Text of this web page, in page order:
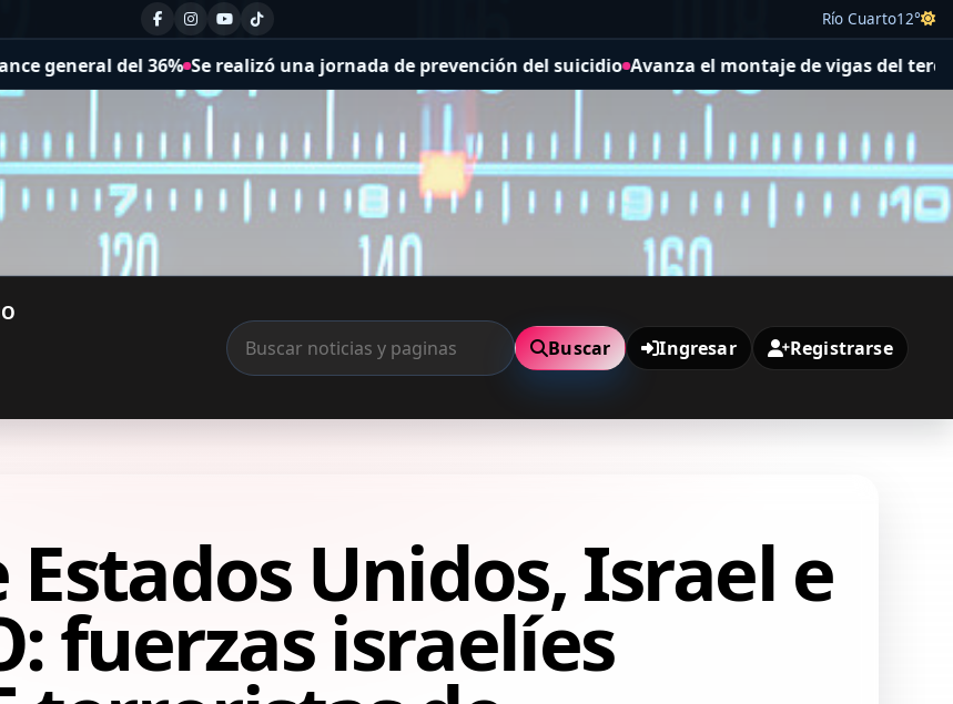
Río Cuarto12°
del 36% Se realizó una jornada de prevención del suicidio Avanza el montaje de vigas del tercer puente
Buscar Ingresar Registrarse
Unidos, Israel e
fuerzas israelíes